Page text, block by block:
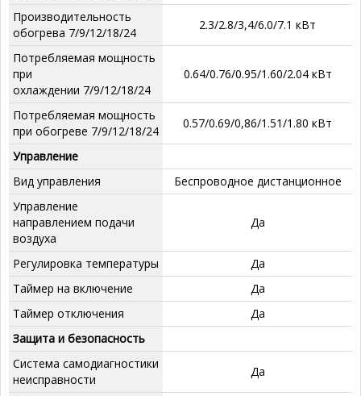
Производительность
обогрева 7/9/12/18/24
2.3/2.8/3,4/6.0/7.1 кВт
Потребляемая мощность
при
охлаждении 7/9/12/18/24
0.64/0.76/0.95/1.60/2.04 кВт
Потребляемая мощность
при обогреве 7/9/12/18/24
0.57/0.69/0,86/1.51/1.80 кВт
Управление
Вид управления
Беспроводное дистанционное
Управление
направлением подачи
воздуха
Да
Регулировка температуры
Да
Таймер на включение
Да
Таймер отключения
Да
Защита и безопасность
Система самодиагностики
неисправности
Да